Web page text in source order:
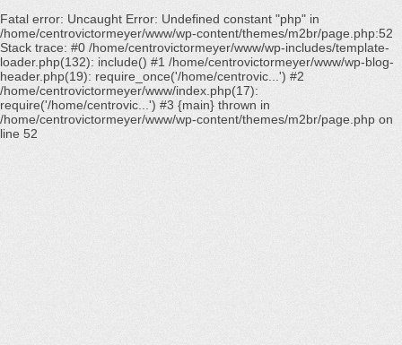
Fatal error: Uncaught Error: Undefined constant "php" in
/home/centrovictormeyer/www/wp-content/themes/m2br/page.php:52
Stack trace: #0 /home/centrovictormeyer/www/wp-includes/template-
loader.php(132): include() #1 /home/centrovictormeyer/www/wp-blog-
header.php(19): require_once('/home/centrovic...') #2
/home/centrovictormeyer/www/index.php(17):
require('/home/centrovic...') #3 {main} thrown in
/home/centrovictormeyer/www/wp-content/themes/m2br/page.php on
line 52